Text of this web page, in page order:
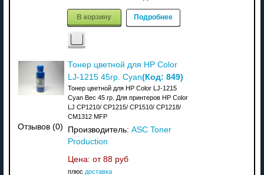
В корзину Подробнее
Отзывов (0)
Тонер цветной для HP Color
LJ-1215 45гр. Cyan(Код: 849)
Тонер цветной для HP Color LJ-1215
Cyan Вес 45 гр. Для принтеров HP Color
LJ CP1210/ CP1215/ CP1510/ CP1218/
CM1312 MFP
Производитель: ASC Toner
Production
Цена: от 88 руб
плюс доставка